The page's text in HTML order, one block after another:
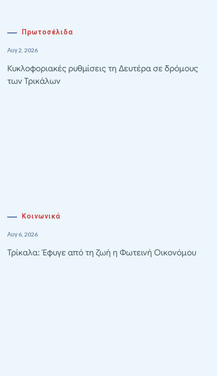
Πρωτοσέλιδα
Αυγ 2, 2026
Κυκλοφοριακές ρυθμίσεις τη Δευτέρα σε δρόμους
των Τρικάλων
Κοινωνικά
Αυγ 6, 2026
Τρίκαλα: Έφυγε από τη ζωή η Φωτεινή Οικονόμου